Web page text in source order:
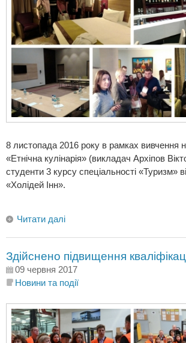
8 листопада 2016 року в рамках вивчення
«Етнічна кулінарія» (викладач Архіпов
студенти 3 курсу спеціальності «Туризм»
«Холідей Інн».
Читати далі
Здійснено підвищення
09 червня 2017
Новини та події